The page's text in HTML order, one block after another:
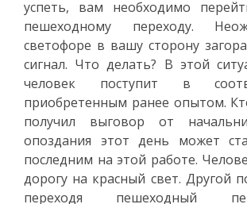
успеть, вам необходимо
пешеходному переходу.
светофоре в вашу сторону
сигнал. Что делать? В этой
человек поступит в
приобретенным ранее опытом.
получил выговор от
опоздания этот день может
последним на этой работе.
дорогу на красный свет. Другой
переходя пешеходный